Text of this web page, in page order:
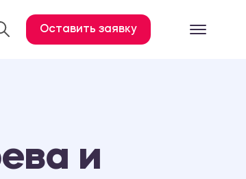
Курсовая работа
Оставить заявку
и